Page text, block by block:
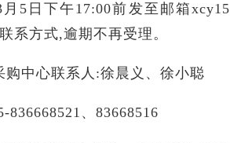
月 5日下午17:00前发至 邮箱
系方式,逾期不再受理。
购中心联系人 :徐晨义 、 徐小聪
836668521 、 83668516